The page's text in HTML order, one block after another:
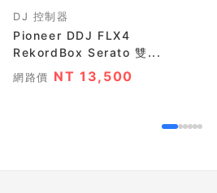
DJ 控制器
Pioneer DDJ FLX4
RekordBox Serato 雙...
網路價 NT 13,500